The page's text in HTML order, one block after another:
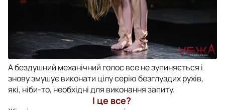
А бездушний механічний голос все не зупиняється і
знову змушує виконати цілу серію безглуздих рухів,
які, ніби-то, необхідні для виконання запиту.
І це все?